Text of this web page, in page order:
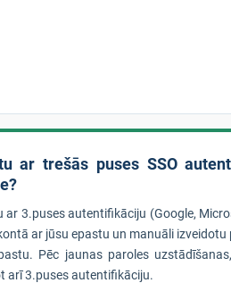
ar trešās puses SSO
3.puses autentifikāciju (Google,
ar jūsu epastu un manuāli izveidotu
Pēc jaunas paroles
arī 3.puses autentifikāciju.